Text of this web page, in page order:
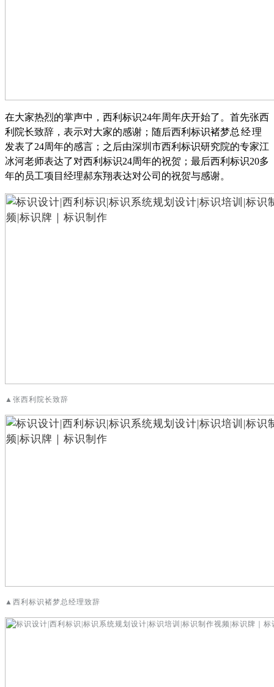
在大家热烈的掌声中，西利标识24年周年庆开始了。首先张西
利院长致辞，表示对大家的感谢；随后西利标识褚梦总经理
发表了24周年的感言；之后由深圳市西利标识研究院的专家江
冰河老师表达了对西利标识24周年的祝贺；最后西利标识20多
年的员工项目经理郝东翔表达对公司的祝贺与感谢。
▲张西利院长致辞
▲西利标识褚梦总经理致辞